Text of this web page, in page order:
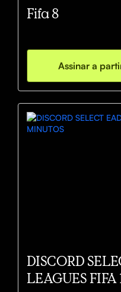
Fifa 8
Assinar a
DISCORD
LEAGUES